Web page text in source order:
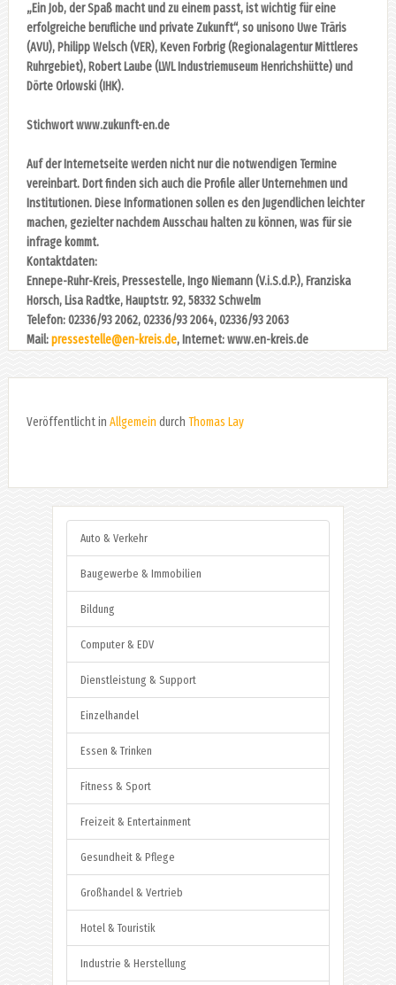
„Ein Job, der Spaß macht und zu einem passt, ist wichtig für eine
erfolgreiche berufliche und private Zukunft“, so unisono Uwe Träris
(AVU), Philipp Welsch (VER), Keven Forbrig (Regionalagentur Mittleres
Ruhrgebiet), Robert Laube (LWL Industriemuseum Henrichshütte) und
Dörte Orlowski (IHK).
Stichwort www.zukunft-en.de
Auf der Internetseite werden nicht nur die notwendigen Termine
vereinbart. Dort finden sich auch die Profile aller Unternehmen und
Institutionen. Diese Informationen sollen es den Jugendlichen leichter
machen, gezielter nachdem Ausschau halten zu können, was für sie
infrage kommt.
Kontaktdaten:
Ennepe-Ruhr-Kreis, Pressestelle, Ingo Niemann (V.i.S.d.P.), Franziska
Horsch, Lisa Radtke, Hauptstr. 92, 58332 Schwelm
Telefon: 02336/93 2062, 02336/93 2064, 02336/93 2063
Mail:pressestelle@en-kreis.de, Internet: www.en-kreis.de
Veröffentlicht in Allgemein durch Thomas Lay
Auto & Verkehr
Baugewerbe & Immobilien
Bildung
Computer & EDV
Dienstleistung & Support
Einzelhandel
Essen & Trinken
Fitness & Sport
Freizeit & Entertainment
Gesundheit & Pflege
Großhandel & Vertrieb
Hotel & Touristik
Industrie & Herstellung